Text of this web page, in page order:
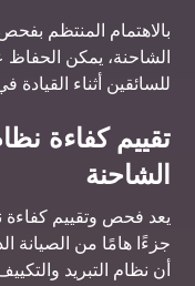
بالاهتمام المنتظم
الشاحنة، يمكن الحفاظ
للسائقين أثناء القيادة
تقييم كفاءة
الشاحنة
يعد فحص وتقييم كفاءة
جزءًا هامًا من الصيانة
أن نظام التبريد